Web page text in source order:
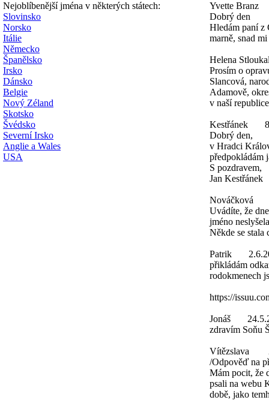
Nejoblíbenější jména v některých státech:
Slovinsko
Norsko
Itálie
Německo
Španělsko
Irsko
Dánsko
Belgie
Nový Zéland
Skotsko
Švédsko
Severní Irsko
Anglie a Wales
USA
Yvette Branz
Dobrý den
Hledám paní z
marně, snad
Helena
Prosím o
Slancová,
Adamově,
v naší
Kestřánek
Dobrý den,
v Hradci
předpokládám
S pozdravem,
Jan Kestřánek
Nováčková
Uvádíte, že
jméno
Někde se stala
Patrik
přikládám
rodokmenech
https://
Jonáš
zdravím Soňu
Vítězslava
/Odpověď na
Mám pocit, že
psali na webu
době, jako